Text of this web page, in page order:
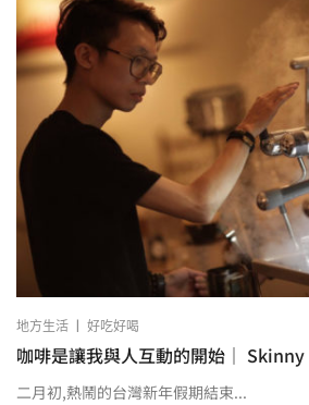
地方生活 | 好吃好喝
咖啡是讓我與人互動的開始｜
二月初,熱鬧的台灣新年假期結束...